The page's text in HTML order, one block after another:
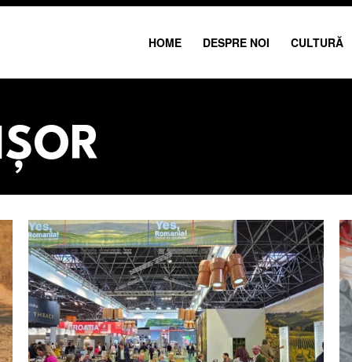
HOME DESPRE NOI CULTURĂ